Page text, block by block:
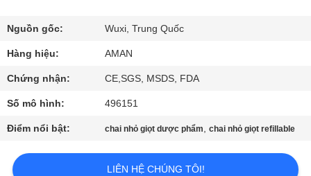
VỀ
CHÚNG
TÔI
THAM
Nguồn gốc: Wuxi, Trung Quốc
Hàng hiệu: AMAN
Chứng nhận: CE,SGS, MSDS, FDA
Số mô hình: 496151
Điểm nổi bật: chai nhỏ giọt dược phẩm,chai nhỏ giọt refillable
LIÊN HỆ CHÚNG TÔI!